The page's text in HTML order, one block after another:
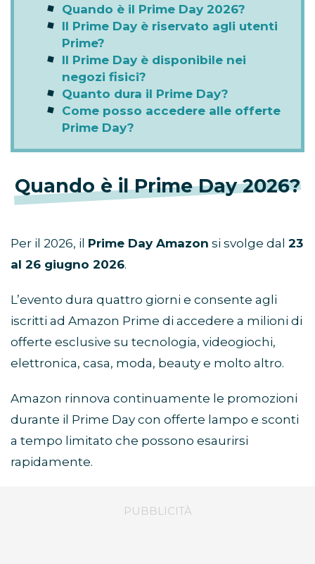
Quando è il Prime Day 2026?
Il Prime Day è riservato agli utenti
Prime?
Il Prime Day è disponibile nei
negozi fisici?
Quanto dura il Prime Day?
Come posso accedere alle offerte
Prime Day?
Quando è il Prime Day 2026?
Per il 2026, il Prime Day Amazon si svolge dal 23
al 26 giugno 2026.
L’evento dura quattro giorni e consente agli
iscritti ad Amazon Prime di accedere a milioni di
offerte esclusive su tecnologia, videogiochi,
elettronica, casa, moda, beauty e molto altro.
Amazon rinnova continuamente le promozioni
durante il Prime Day con offerte lampo e sconti
a tempo limitato che possono esaurirsi
rapidamente.